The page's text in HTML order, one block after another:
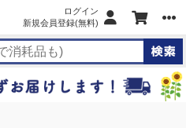
ログイン
新規会員登録(無料)